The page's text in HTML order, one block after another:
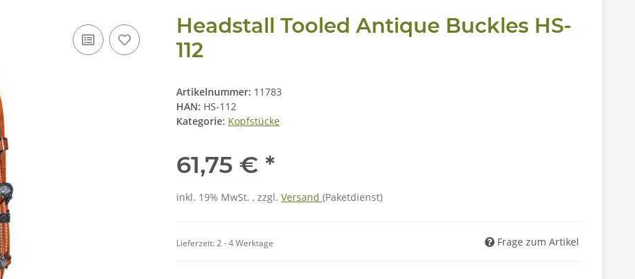
Headstall Tooled Antique Buckles HS-
112
Artikelnummer: 11783
HAN: HS-112
Kategorie: Kopfstücke
61,75 € *
inkl. 19% MwSt. , zzgl. Versand (Paketdienst)
Lieferzeit:2 - 4 Werktage Frage zum Artikel